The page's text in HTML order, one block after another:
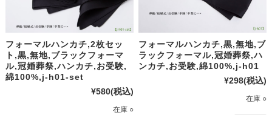
フォーマルハンカチ,2枚セッ
ト,黒,無地,ブラックフォーマ
ル,冠婚葬祭,ハンカチ,お受験,
綿100%,j-h01-set
¥580(税込)
在庫 ○
フォーマルハンカチ,黒,無地,ブ
ラックフォーマル,冠婚葬祭,ハ
ンカチ,お受験,綿100%,j-h01
¥298(税込)
在庫 ○